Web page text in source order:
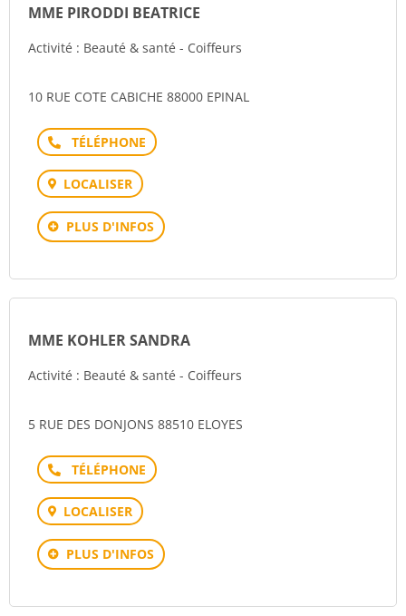
MME PIRODDI BEATRICE
Activité : Beauté & santé - Coiffeurs
10 RUE COTE CABICHE 88000 EPINAL
Téléphone
LOCALISER
PLUS D'INFOS
MME KOHLER SANDRA
Activité : Beauté & santé - Coiffeurs
5 RUE DES DONJONS 88510 ELOYES
Téléphone
LOCALISER
PLUS D'INFOS